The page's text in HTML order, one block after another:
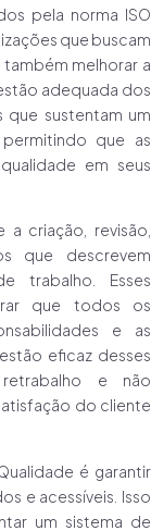
pela norma ISO
que buscam
também melhorar a
adequada dos
sustentam um
que as
em seus
a criação, revisão,
que descrevem
trabalho. Esses
que todos os
e as
eficaz desses
e não
do cliente
é garantir
e acessíveis. Isso
um sistema de